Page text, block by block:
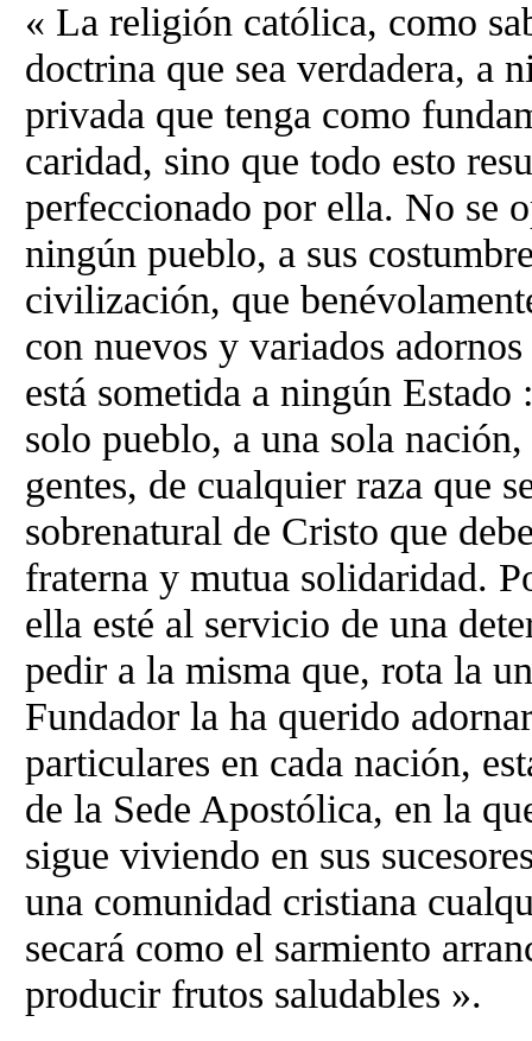
« La religión católica, como
doctrina que sea verdadera, a
privada que tenga como
caridad, sino que todo esto
perfeccionado por ella. No se
ningún pueblo, a sus
civilización, que
con nuevos y variados
está sometida a ningún
solo pueblo, a una sola
gentes, de cualquier raza que
sobrenatural de Cristo que
fraterna y mutua solidaridad.
ella esté al servicio de una
pedir a la misma que, rota la
Fundador la ha querido
particulares en cada nación,
de la Sede Apostólica, en la
sigue viviendo en sus
una comunidad cristiana
secará como el sarmiento
producir frutos saludables ».